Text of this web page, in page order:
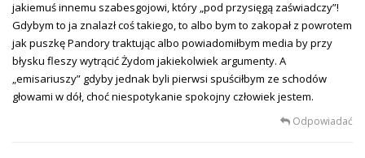
jakiemuś innemu szabesgojowi, który „pod przysięgą zaświadczy”!
Gdybym to ja znalazł coś takiego, to albo bym to zakopał z powrotem
jak puszkę Pandory traktując albo powiadomiłbym media by przy
błysku fleszy wytrącić Żydom jakiekolwiek argumenty. A
„emisariuszy” gdyby jednak byli pierwsi spuściłbym ze schodów
głowami w dół, choć niespotykanie spokojny człowiek jestem.
Odpowiadać